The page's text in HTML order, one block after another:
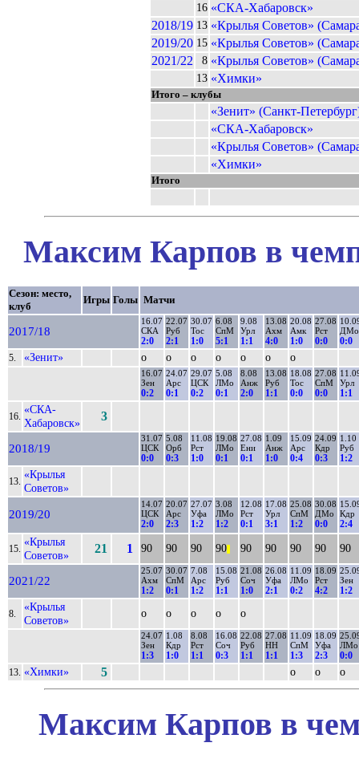
16 «СКА-Хабаровск»
2018/19 13 «Крылья Советов»
2019/20 15 «Крылья Советов»
2021/22
8 «Крылья Советов»
13 «Химки»
Итого – клубы
«Зенит» (Санкт-
«СКА-Хабаровск»
«Крылья Советов»
«Химки»
Итого
Максим Карпов в
Сезон: место,
клуб
Игры Голы Матчи
2017/18
16.07
СКА
2:0
22.07
Руб
2:1
30.07
Тос
1:0
6.08
СпМ
5:1
9.08
Урл
1:1
13.08
Ахм
4:0
20.08
Амк
1:0
27.08
Рст
0:0
ДМо
0:0
5. «Зенит» о о о о о о о
16.07
Зен
0:2
24.07
Арс
0:1
29.07
ЦСК
0:2
5.08
ЛМо
0:1
8.08
Анж
2:0
13.08
Руб
1:1
18.08
Тос
0:0
27.08
СпМ
0:0
Урл
1:1
16.
«СКА-
Хабаровск»
3
2018/19
31.07
ЦСК
0:0
5.08
Орб
0:3
11.08
Рст
1:0
19.08
ЛМо
0:1
27.08
Ени
0:1
1.09
Анж
1:0
15.09
Арс
0:4
24.09
Кдр
0:3
1.10
Руб
1:2
13.
«Крылья
Советов»
2019/20
14.07
ЦСК
2:0
20.07
Арс
2:3
27.07
Уфа
1:2
3.08
ЛМо
1:2
12.08
Рст
0:1
17.08
Урл
3:1
25.08
СпМ
1:2
30.08
ДМо
0:0
Кдр
2:4
15.
«Крылья
Советов»
21 1 90 90 90 90 90 90 90 90 90
2021/22
25.07
Ахм
1:2
30.07
СпМ
0:1
7.08
Арс
1:2
15.08
Руб
1:1
21.08
Соч
1:0
26.08
Уфа
2:1
11.09
ЛМо
0:2
18.09
Рст
4:2
Зен
1:2
8.
«Крылья
Советов»
о о о о о
24.07
Зен
1:3
1.08
Кдр
1:0
8.08
Рст
1:1
16.08
Соч
0:3
22.08
Руб
1:1
27.08
НН
1:1
11.09
СпМ
1:3
18.09
Уфа
2:3
ЛМо
0:0
13. «Химки» 5 о о о
Максим Карпов в